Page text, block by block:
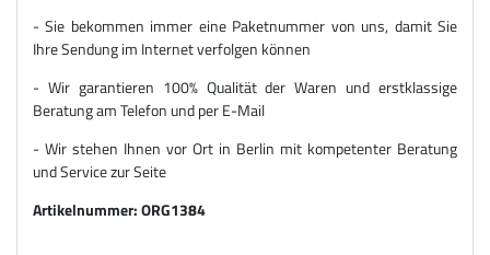
- Sie bekommen immer eine Paketnummer von uns, damit Sie
Ihre Sendung im Internet verfolgen können
- Wir garantieren 100% Qualität der Waren und erstklassige
Beratung am Telefon und per E-Mail
- Wir stehen Ihnen vor Ort in Berlin mit kompetenter Beratung
und Service zur Seite
Artikelnummer:ORG1384